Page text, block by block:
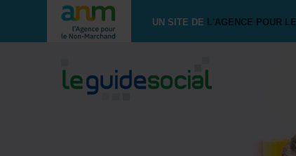
UN SITE DE L'AGENCE POUR